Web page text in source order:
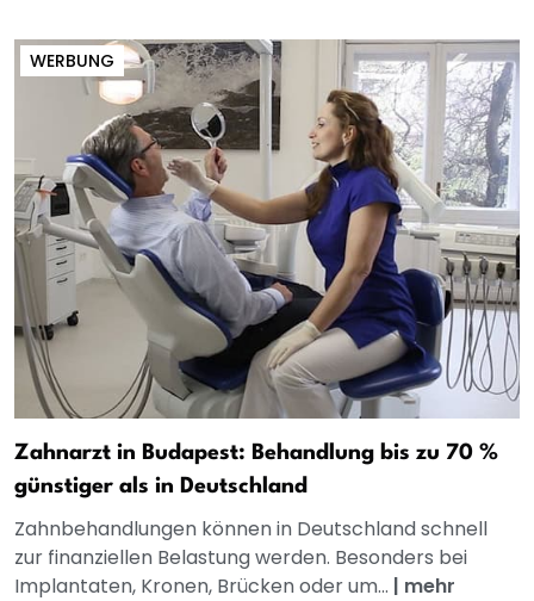
WERBUNG
Zahnarzt in Budapest: Behandlung bis zu 70 %
günstiger als in Deutschland
Zahnbehandlungen können in Deutschland schnell
zur finanziellen Belastung werden. Besonders bei
Implantaten, Kronen, Brücken oder um... | mehr